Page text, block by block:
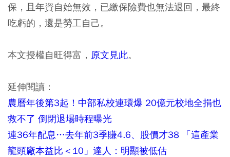
保，且年資自始無效，已繳保險費也無法退回，最終
吃虧的，還是勞工自己。
本文授權自旺得富， 原文見此。
延伸閱讀：
農曆年後第3起！中部私校連環爆 20億元校地全捐也
救不了 倒閉退場時程曝光
連36年配息…去年前3季賺4.6、股價才38 「這產業
龍頭廠本益比＜10」達人：明顯被低估